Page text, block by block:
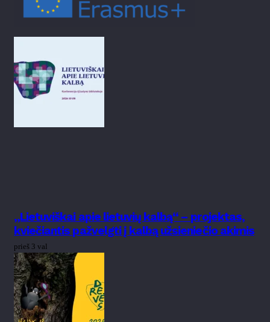
„Lietuviškai apie lietuvių kalbą“ – projektas,
kviečiantis pažvelgti į kalbą užsieniečio akimis
prieš 3 val